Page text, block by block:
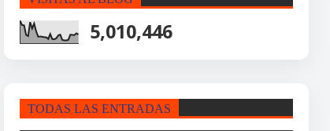
5,010,446
TODAS LAS ENTRADAS